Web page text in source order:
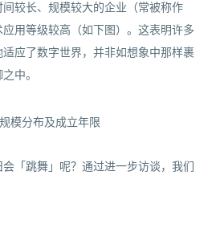
较长、规模较大的企业（常被称作
应用等级较高（如下图）。这表明许多
应了数字世界，并非如想象中那样裹
中。
「跳舞」呢？通过进一步访谈，我们